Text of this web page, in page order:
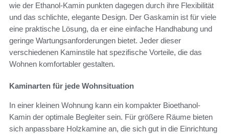
wie der Ethanol-Kamin punkten dagegen durch ihre Flexibilität
und das schlichte, elegante Design. Der Gaskamin ist für viele
eine praktische Lösung, da er eine einfache Handhabung und
geringe Wartungsanforderungen bietet. Jeder dieser
verschiedenen Kaminstile hat spezifische Vorteile, die das
Wohnen komfortabler gestalten.
Kaminarten für jede Wohnsituation
In einer kleinen Wohnung kann ein kompakter Bioethanol-
Kamin der optimale Begleiter sein. Für größere Räume bieten
sich anpassbare Holzkamine an, die sich gut in die Einrichtung